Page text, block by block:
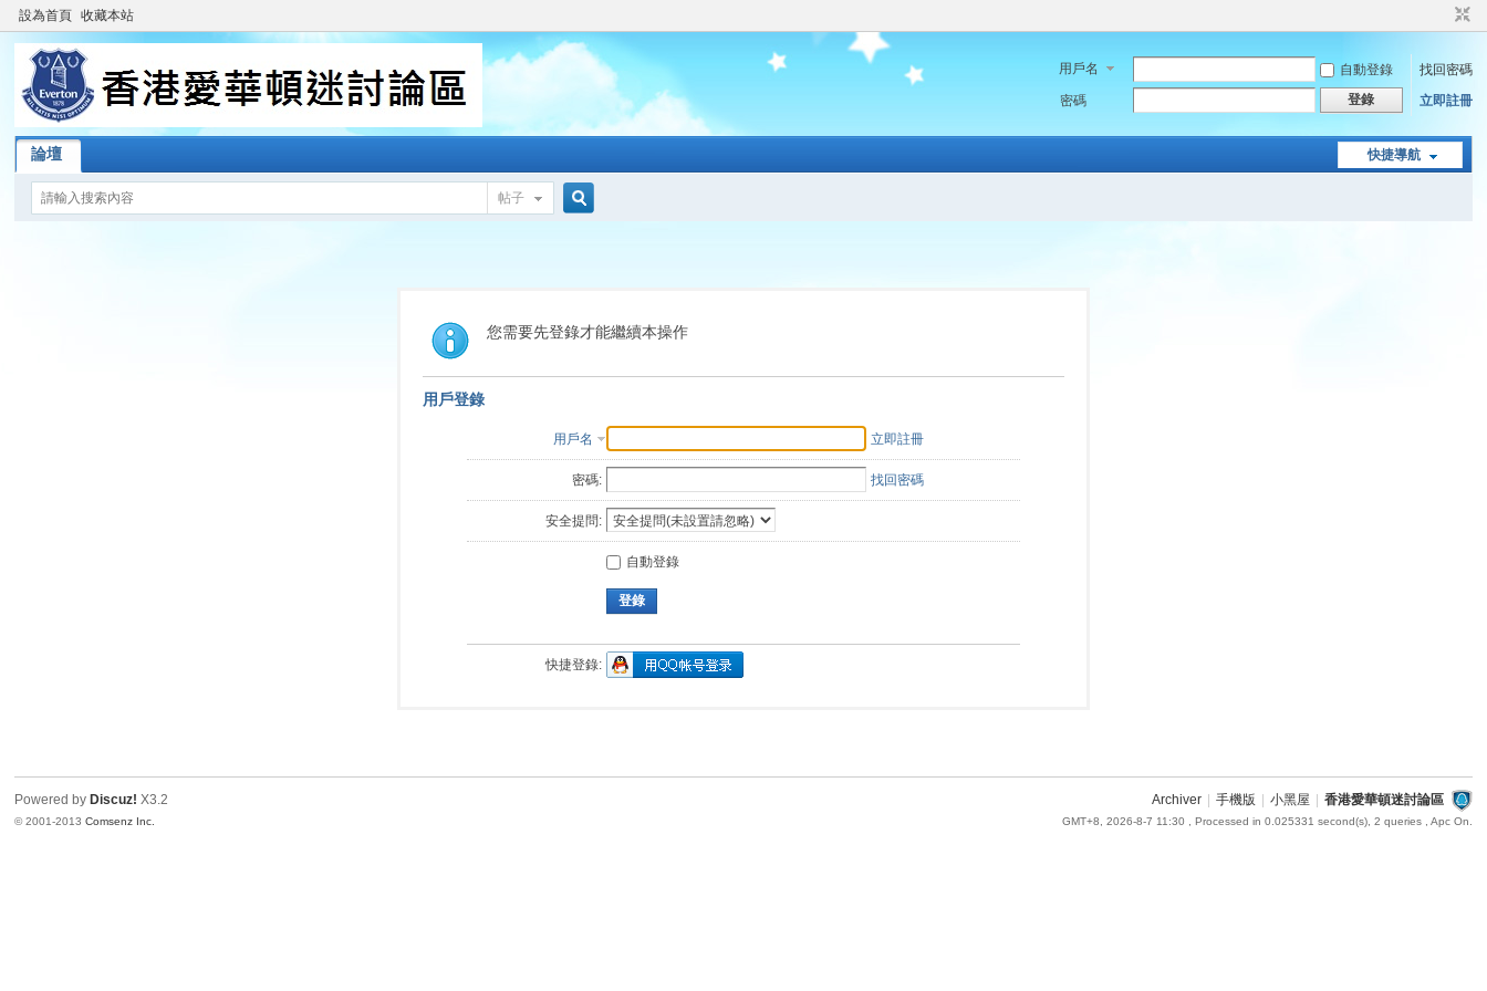
設為首頁 收藏本站
用戶名 自動登錄
找回密碼
密碼
登錄 立即註冊
快捷導航
論壇
帖子
索
您需要先登錄才能繼續本操作
用戶登錄
用戶名 立即註冊
密碼: 找回密碼
安全提問:
自動登錄
登錄
快捷登錄:
Archiver 手機版 小黑屋 香港愛華頓迷討論區
GMT+8, 2026-8-7 11:30 , Processed in 0.025331 second(s), 2 queries , Apc On.
Powered by Discuz! X3.2
© 2001-2013Comsenz Inc.